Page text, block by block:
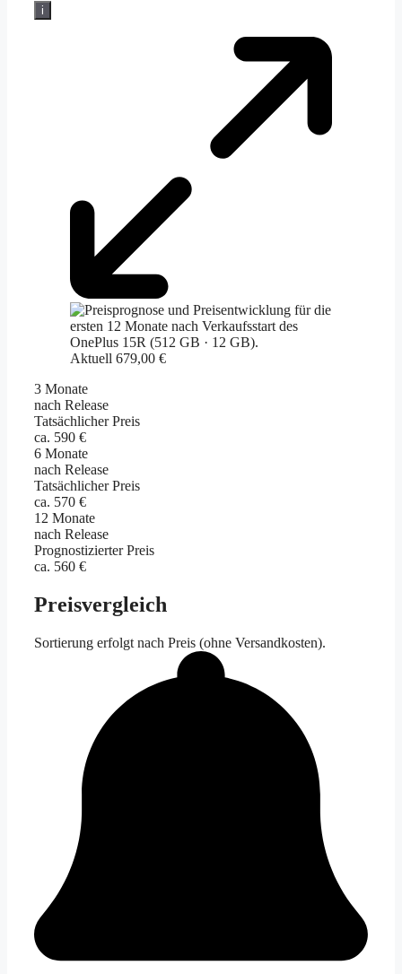
i
Aktuell 679,00 €
3 Monate
nach Release
Tatsächlicher Preis
ca. 590 €
6 Monate
nach Release
Tatsächlicher Preis
ca. 570 €
12 Monate
nach Release
Prognostizierter Preis
ca. 560 €
Preisvergleich
Sortierung erfolgt nach Preis (ohne Versandkosten).